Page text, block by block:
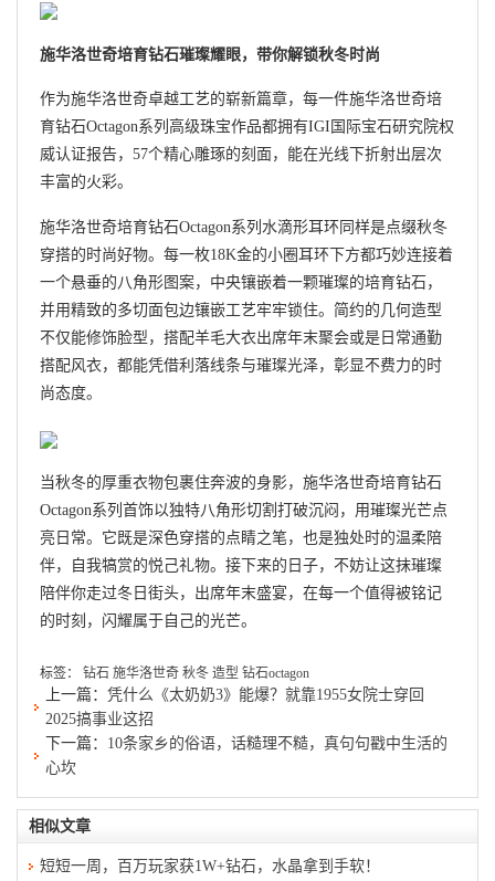
施华洛世奇培育钻石璀璨耀眼，带你解锁秋冬时尚
作为施华洛世奇卓越工艺的崭新篇章，每一件施华洛世奇培
育钻石Octagon系列高级珠宝作品都拥有IGI国际宝石研究院权
威认证报告，57个精心雕琢的刻面，能在光线下折射出层次
丰富的火彩。
施华洛世奇培育钻石Octagon系列水滴形耳环同样是点缀秋冬
穿搭的时尚好物。每一枚18K金的小圈耳环下方都巧妙连接着
一个悬垂的八角形图案，中央镶嵌着一颗璀璨的培育钻石，
并用精致的多切面包边镶嵌工艺牢牢锁住。简约的几何造型
不仅能修饰脸型，搭配羊毛大衣出席年末聚会或是日常通勤
搭配风衣，都能凭借利落线条与璀璨光泽，彰显不费力的时
尚态度。
当秋冬的厚重衣物包裹住奔波的身影，施华洛世奇培育钻石
Octagon系列首饰以独特八角形切割打破沉闷，用璀璨光芒点
亮日常。它既是深色穿搭的点睛之笔，也是独处时的温柔陪
伴，自我犒赏的悦己礼物。接下来的日子，不妨让这抹璀璨
陪伴你走过冬日街头，出席年末盛宴，在每一个值得被铭记
的时刻，闪耀属于自己的光芒。
标签： 钻石 施华洛世奇 秋冬 造型 钻石octagon
上一篇： 凭什么《太奶奶3》能爆？就靠1955女院士穿回
2025搞事业这招
下一篇： 10条家乡的俗语，话糙理不糙，真句句戳中生活的
心坎
相似文章
短短一周，百万玩家获1W+钻石，水晶拿到手软！